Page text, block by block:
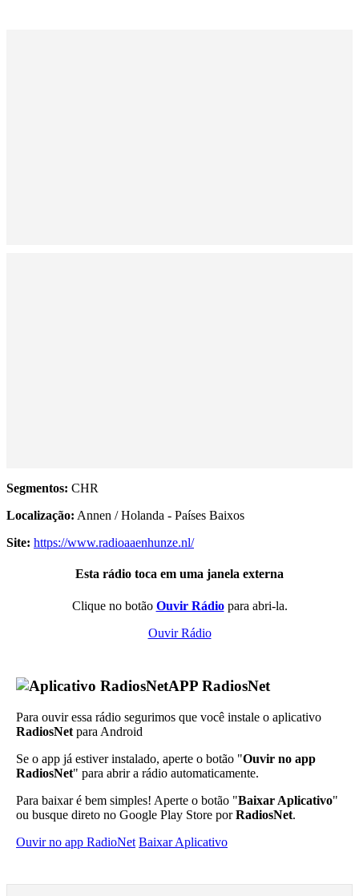
Segmentos: CHR
Localização: Annen / Holanda - Países Baixos
Site: https://www.radioaaenhunze.nl/
Esta rádio toca em uma janela externa
Clique no botão Ouvir Rádiopara abri-la.
Ouvir Rádio
APP RadiosNet
Para ouvir essa rádio segurimos que você instale o aplicativo
RadiosNet para Android
Se o app já estiver instalado, aperte o botão "Ouvir no app
RadiosNet" para abrir a rádio automaticamente.
Para baixar é bem simples! Aperte o botão "Baixar Aplicativo"
ou busque direto no Google Play Store porRadiosNet.
Ouvir no app RadioNet Baixar Aplicativo